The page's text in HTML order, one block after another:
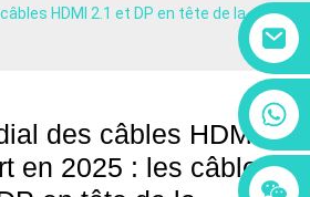
+86 15118299221
+86 15397569549
HDMI 2.1 et DP en tête de la
des câbles HDMI
en 2025 : les câbles